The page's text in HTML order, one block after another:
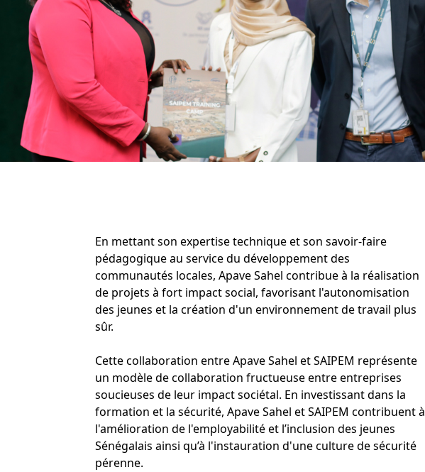
En mettant son expertise technique et son savoir-faire
pédagogique au service du développement des
communautés locales, Apave Sahel contribue à la réalisation
de projets à fort impact social, favorisant l'autonomisation
des jeunes et la création d'un environnement de travail plus
sûr.
Cette collaboration entre Apave Sahel et SAIPEM représente
un modèle de collaboration fructueuse entre entreprises
soucieuses de leur impact sociétal. En investissant dans la
formation et la sécurité, Apave Sahel et SAIPEM contribuent à
l'amélioration de l'employabilité et l’inclusion des jeunes
Sénégalais ainsi qu’à l'instauration d'une culture de sécurité
pérenne.